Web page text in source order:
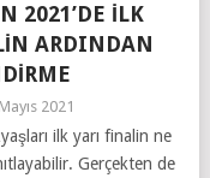
2021’DE İLK
ARDINDAN
2021
ilk yarı finalin ne
Gerçekten de